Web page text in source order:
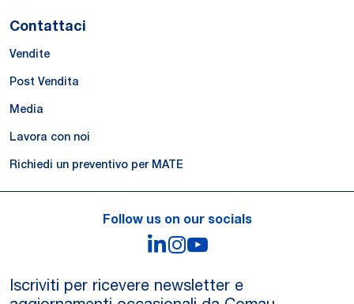
Contattaci
Vendite
Post Vendita
Media
Lavora con noi
Richiedi un preventivo per MATE
Follow us on our socials
LinkedIn
Instagram
Iscriviti per ricevere newsletter e